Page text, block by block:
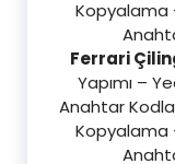
Kopyalama
Ferrari
Yapımı –
Anahtar
Kopyalama